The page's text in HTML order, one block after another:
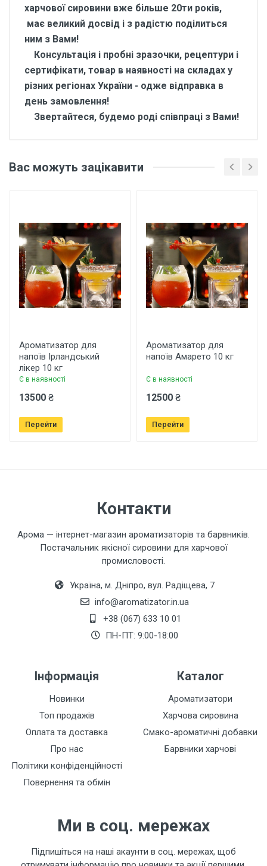
харчової сировини вже більше 20ти років,
має великий досвід і з радістю поділиться
ним з Вами!
Консультація і пробні зразочки, рецептури і
сертифікати, товар в наявності на складах у
різних регіонах України - одже відправка в
день замовлення!
Звертайтеся, будемо роді співпраці з Вами!
Бренд
Арома
Країна виробник
Україна
Вермут 10 кг
Написати відгук
Рейтинг
Ваше ім'я
Залишити відгук
Вас можуть зацікавити
Ароматизатор для
напоїв Ірландський
лікер 10 кг
Є в наявності
13500 ₴
Перейти
Ароматизатор для
напоїв Амарето 10 кг
Є в наявності
12500 ₴
Перейти
Контакти
Арома — інтернет-магазин ароматизаторів та барвників.
Постачальник якісної сировини для харчової
промисловості.
Україна, м. Дніпро, вул. Радіщева, 7
info@aromatizator.in.ua
+38 (067) 633 10 01
ПН-ПТ: 9:00-18:00
Інформація
Новинки
Топ продажів
Оплата та доставка
Про нас
Політики конфіденційності
Повернення та обмін
Каталог
Ароматизатори
Харчова сировина
Смако-ароматичні добавки
Барвники харчові
Ми в соц. мережах
Підпишіться на наші акаунти в соц. мережах, щоб